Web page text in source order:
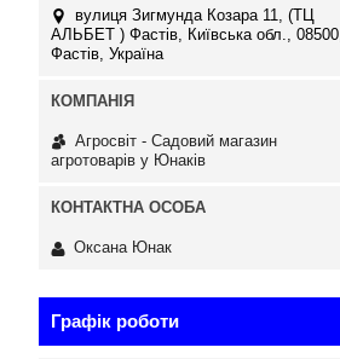
вулиця Зигмунда Козара 11, (ТЦ
АЛЬБЕТ ) Фастів, Київська обл., 08500,
Фастів, Україна
Агросвіт - Садовий магазин
агротоварів у Юнаків
Оксана Юнак
Графік роботи